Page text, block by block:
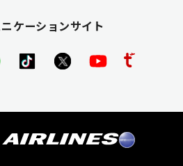
ケーションサイト